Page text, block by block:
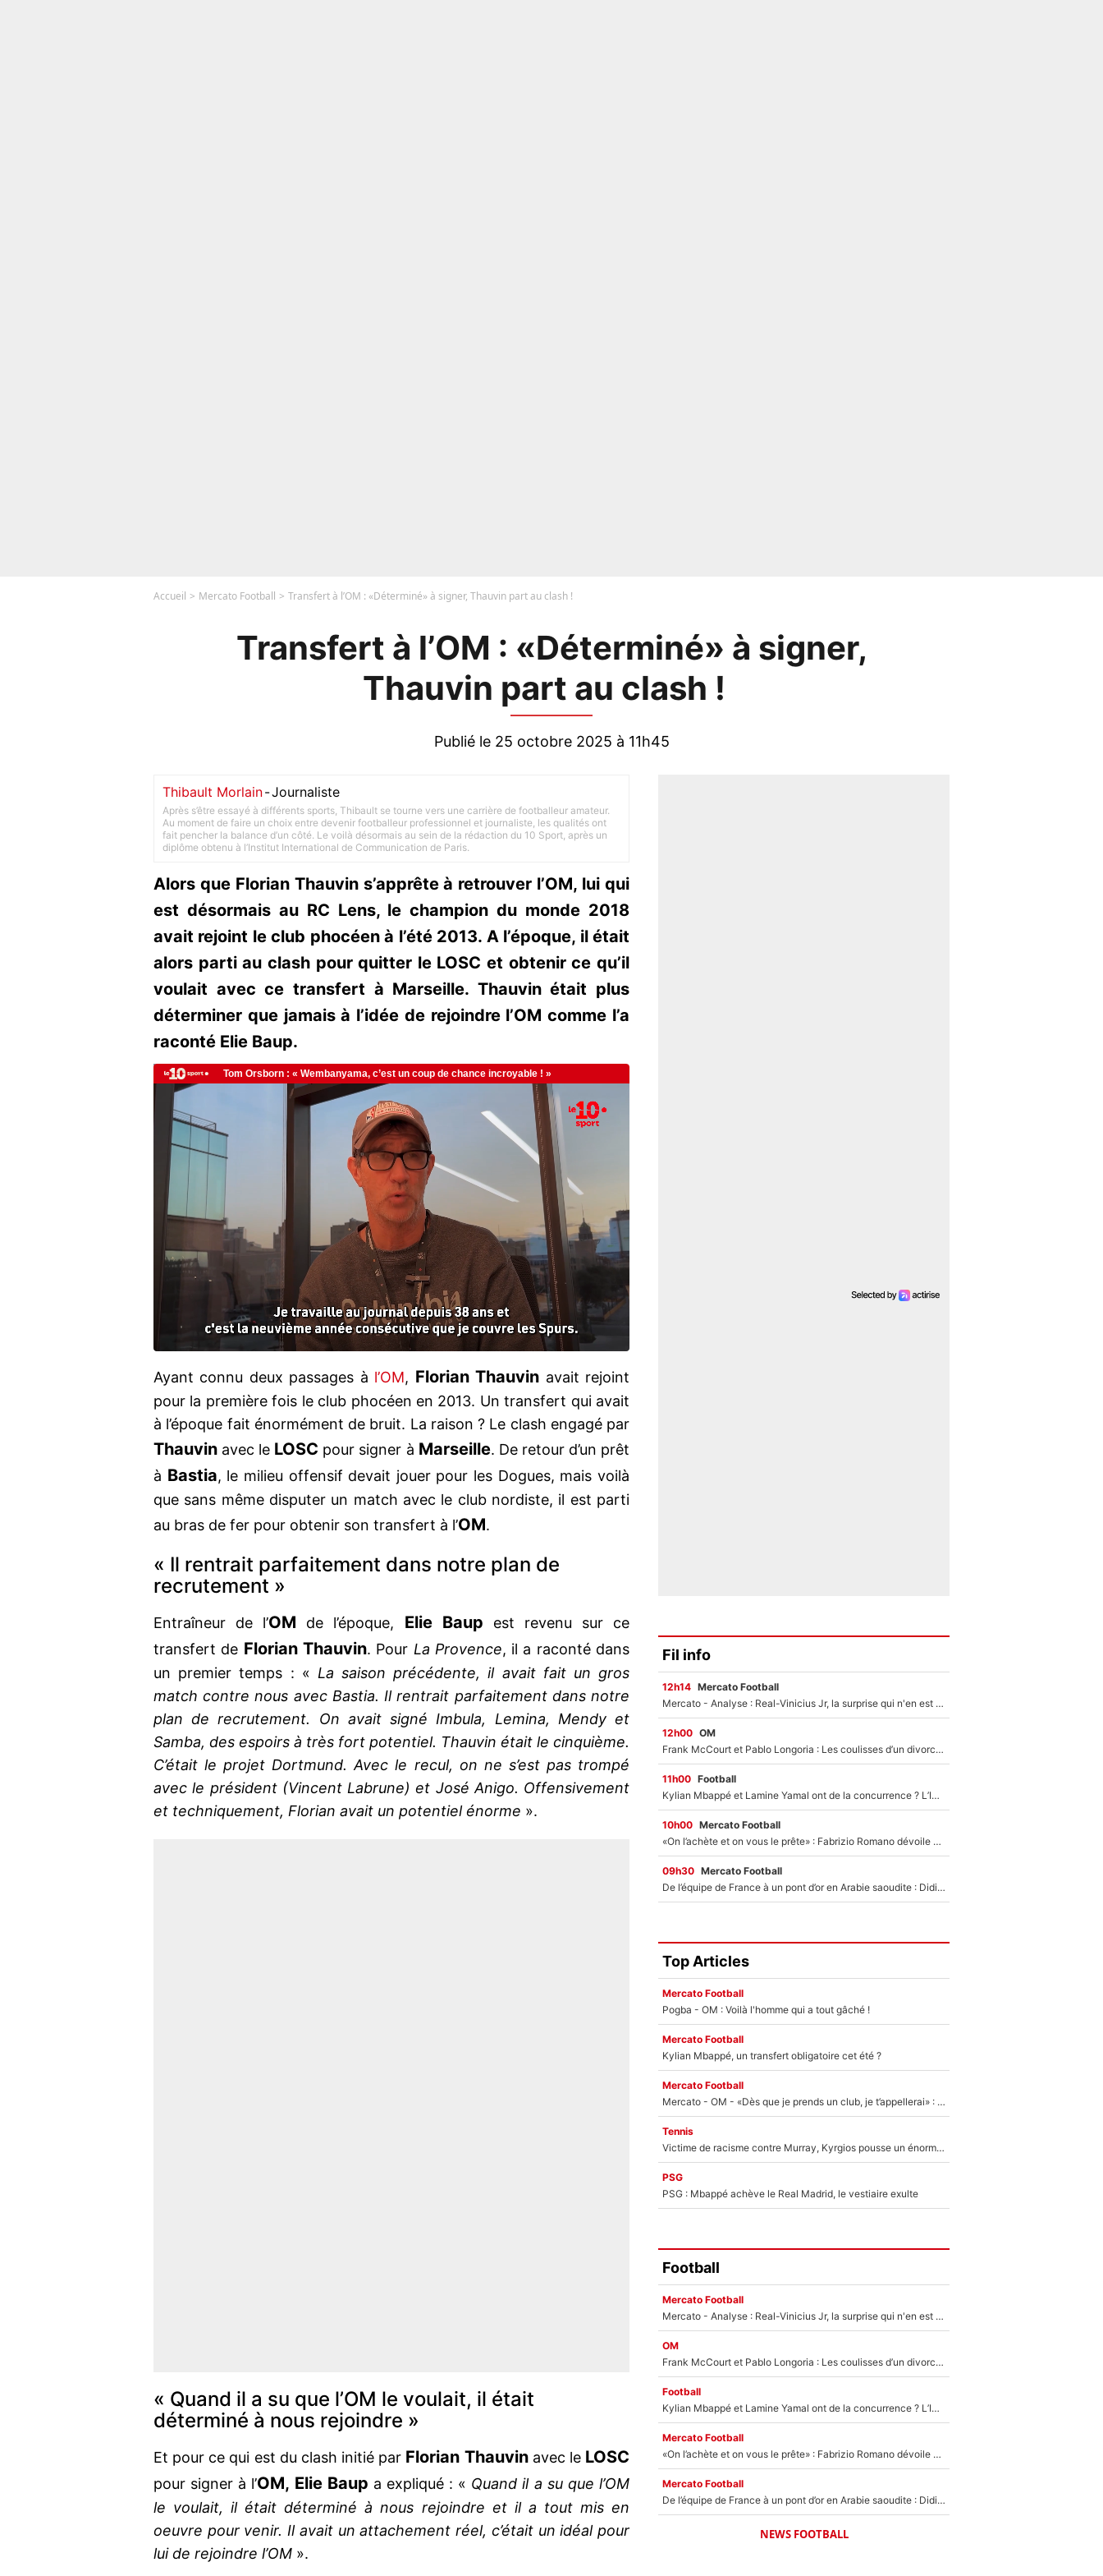
Accueil Mercato Football Transfert à l’OM : «Déterminé» à signer, Thauvin part au clash !
Transfert à l’OM : «Déterminé» à signer,
Thauvin part au clash !
Publié le 25 octobre 2025 à 11h45
Thibault Morlain-Journaliste
Après s’être essayé à différents sports, Thibault se tourne vers une carrière de footballeur amateur.
Au moment de faire un choix entre devenir footballeur professionnel et journaliste, les qualités ont
fait pencher la balance d’un côté. Le voilà désormais au sein de la rédaction du 10 Sport, après un
diplôme obtenu à l’Institut International de Communication de Paris.
Alors que Florian Thauvin s’apprête à retrouver l’OM, lui qui
est désormais au RC Lens, le champion du monde 2018
avait rejoint le club phocéen à l’été 2013. A l’époque, il était
alors parti au clash pour quitter le LOSC et obtenir ce qu’il
voulait avec ce transfert à Marseille. Thauvin était plus
déterminer que jamais à l’idée de rejoindre l’OM comme l’a
raconté Elie Baup.
Ayant connu deux passages à l’OM, Florian Thauvin avait rejoint
pour la première fois le club phocéen en 2013. Un transfert qui avait
à l’époque fait énormément de bruit. La raison ? Le clash engagé par
Thauvin avec le LOSC pour signer à Marseille. De retour d’un prêt
à Bastia, le milieu offensif devait jouer pour les Dogues, mais voilà
que sans même disputer un match avec le club nordiste, il est parti
au bras de fer pour obtenir son transfert à l’OM.
« Il rentrait parfaitement dans notre plan de
recrutement »
Entraîneur de l’OM de l’époque, Elie Baup est revenu sur ce
transfert de Florian Thauvin. Pour La Provence, il a raconté dans
un premier temps : « La saison précédente, il avait fait un gros
match contre nous avec Bastia. Il rentrait parfaitement dans notre
plan de recrutement. On avait signé Imbula, Lemina, Mendy et
Samba, des espoirs à très fort potentiel. Thauvin était le cinquième.
C’était le projet Dortmund. Avec le recul, on ne s’est pas trompé
avec le président (Vincent Labrune) et José Anigo. Offensivement
et techniquement, Florian avait un potentiel énorme ».
« Quand il a su que l’OM le voulait, il était
déterminé à nous rejoindre »
Et pour ce qui est du clash initié par Florian Thauvinavec le LOSC
pour signer à l’OM, Elie Baup a expliqué : « Quand il a su que l’OM
le voulait, il était déterminé à nous rejoindre et il a tout mis en
oeuvre pour venir. Il avait un attachement réel, c’était un idéal pour
lui de rejoindre l’OM ».
Fil info
12h14 Mercato Football
Mercato - Analyse : Real-Vinicius Jr, la surprise qui n'en est pas une...
12h00 OM
Frank McCourt et Pablo Longoria : Les coulisses d’un divorce coûteux qui ruine l’OM à petit feu…
11h00 Football
Kylian Mbappé et Lamine Yamal ont de la concurrence ? L’IA annonce les 5 joueurs qui vont dominer le football dans les années à venir !
10h00 Mercato Football
«On l’achète et on vous le prête» : Fabrizio Romano dévoile déjà la stratégie du PSG avec le transfert de Zion Suzuki !
09h30 Mercato Football
De l’équipe de France à un pont d’or en Arabie saoudite : Didier Deschamps a donné sa réponse !
Top Articles
Mercato Football
Pogba - OM : Voilà l'homme qui a tout gâché !
Mercato Football
Kylian Mbappé, un transfert obligatoire cet été ?
Mercato Football
Mercato - OM - «Dès que je prends un club, je t’appellerai» : La promesse de Marcelino au moment de claquer la porte
Tennis
Victime de racisme contre Murray, Kyrgios pousse un énorme coup de gueule !
PSG
PSG : Mbappé achève le Real Madrid, le vestiaire exulte
Football
Mercato Football
Mercato - Analyse : Real-Vinicius Jr, la surprise qui n'en est pas une...
OM
Frank McCourt et Pablo Longoria : Les coulisses d’un divorce coûteux qui ruine l’OM à petit feu…
Football
Kylian Mbappé et Lamine Yamal ont de la concurrence ? L’IA annonce les 5 joueurs qui vont dominer le football dans les années à venir !
Mercato Football
«On l’achète et on vous le prête» : Fabrizio Romano dévoile déjà la stratégie du PSG avec le transfert de Zion Suzuki !
Mercato Football
De l’équipe de France à un pont d’or en Arabie saoudite : Didier Deschamps a donné sa réponse !
NEWS FOOTBALL